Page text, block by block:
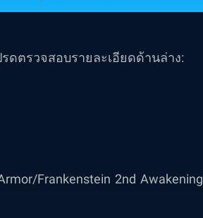
ดตรวจสอบรายละเอียดด้านล่าง:
Frankenstein 2nd Awakening